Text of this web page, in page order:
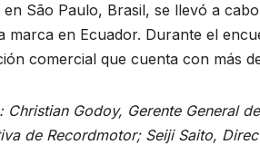
São Paulo, Brasil, se llevó a
en Ecuador. Durante el
comercial que cuenta con más
Godoy, Gerente General
de Recordmotor; Seiji Saito,